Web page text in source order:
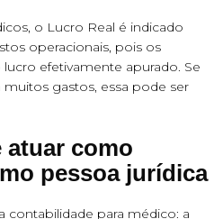
o Lucro Real é indicado
operacionais, pois os
efetivamente apurado. Se
gastos, essa pode ser
atuar como
pessoa jurídica
contabilidade para médico: a